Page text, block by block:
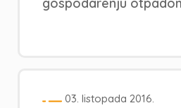
03. listopada 2016.